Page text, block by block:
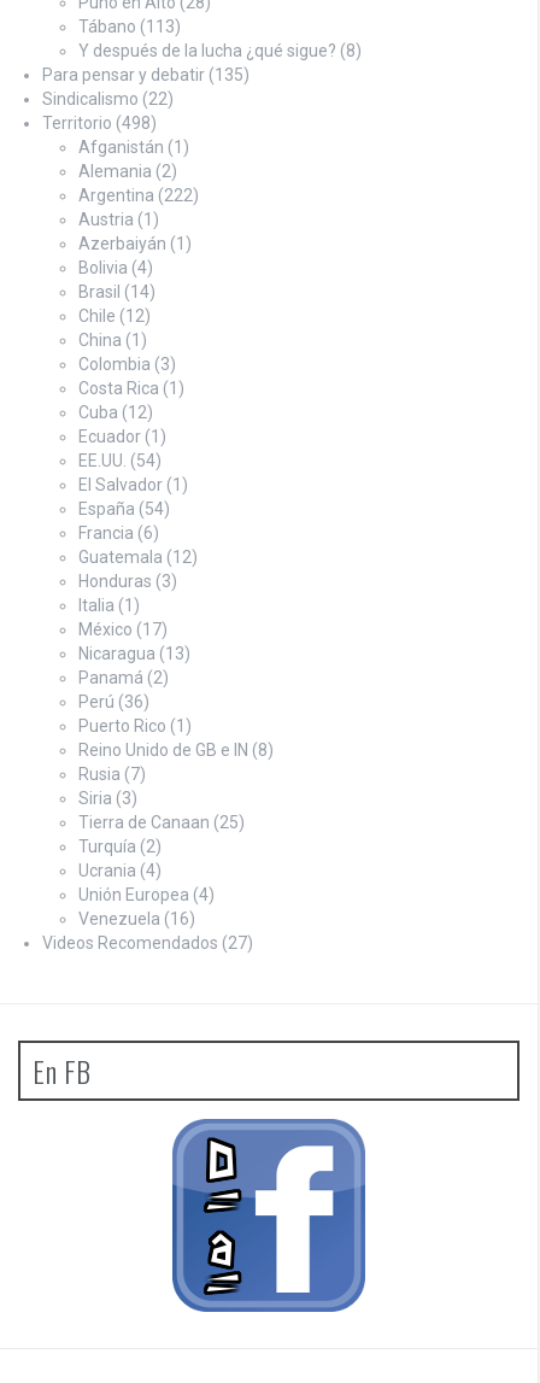
Tábano (113)
Y después de la lucha ¿qué sigue? (8)
Para pensar y debatir (135)
Sindicalismo (22)
Territorio (498)
Afganistán (1)
Alemania (2)
Argentina (222)
Austria (1)
Azerbaiyán (1)
Bolivia (4)
Brasil (14)
Chile (12)
China (1)
Colombia (3)
Costa Rica (1)
Cuba (12)
Ecuador (1)
EE.UU. (54)
El Salvador (1)
España (54)
Francia (6)
Guatemala (12)
Honduras (3)
Italia (1)
México (17)
Nicaragua (13)
Panamá (2)
Perú (36)
Puerto Rico (1)
Reino Unido de GB e IN (8)
Rusia (7)
Siria (3)
Tierra de Canaan (25)
Turquía (2)
Ucrania (4)
Unión Europea (4)
Venezuela (16)
Videos Recomendados (27)
En FB